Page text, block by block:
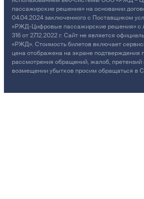
пассажирские решения» на основании
04.04.2024 заключенного с Поставщиком
«РЖД-Цифровые пассажирские решения»
316 от 27.12.2022 г. Сайт не является
«РЖД». Стоимость билетов включает
цена отображена на экране подтверждения
рассмотрения обращений, жалоб, претензий
возмещении убытков просим обращаться в